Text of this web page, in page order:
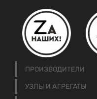
ПРОИЗВОДИТЕЛИ
УЗЛЫ И АГРЕГАТЫ